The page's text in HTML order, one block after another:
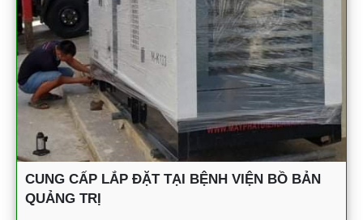
CUNG CẤP LẮP ĐẶT TẠI BỆNH VIỆN BỒ BẢN
QUẢNG TRỊ